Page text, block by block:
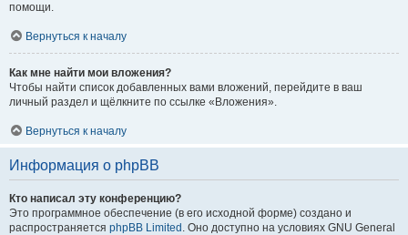
помощи.
Вернуться к началу
Как мне найти мои вложения?
Чтобы найти список добавленных вами вложений, перейдите в ваш
личный раздел и щёлкните по ссылке «Вложения».
Вернуться к началу
Информация о phpBB
Кто написал эту конференцию?
Это программное обеспечение (в его исходной форме) создано и
распространяется phpBB Limited . Оно доступно на условиях GNU General